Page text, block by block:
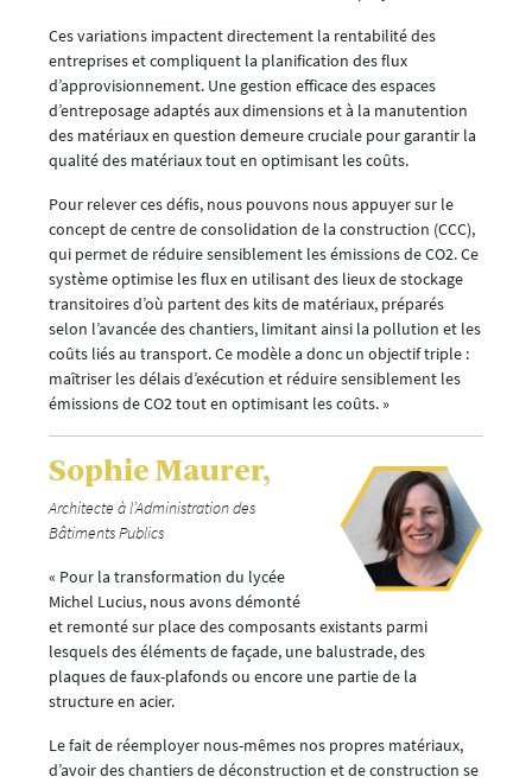
Ces variations impactent directement la rentabilité des
entreprises et compliquent la planification des flux
d’approvisionnement. Une gestion efficace des espaces
d’entreposage adaptés aux dimensions et à la manutention
des matériaux en question demeure cruciale pour garantir la
qualité des matériaux tout en optimisant les coûts.
Pour relever ces défis, nous pouvons nous appuyer sur le
concept de centre de consolidation de la construction (CCC),
qui permet de réduire sensiblement les émissions de CO2. Ce
système optimise les flux en utilisant des lieux de stockage
transitoires d’où partent des kits de matériaux, préparés
selon l’avancée des chantiers, limitant ainsi la pollution et les
coûts liés au transport. Ce modèle a donc un objectif triple :
maîtriser les délais d’exécution et réduire sensiblement les
émissions de CO2 tout en optimisant les coûts. »
Sophie Maurer,
Architecte à l’Administration des
Bâtiments Publics
« Pour la transformation du lycée
Michel Lucius, nous avons démonté
et remonté sur place des composants existants parmi
lesquels des éléments de façade, une balustrade, des
plaques de faux-plafonds ou encore une partie de la
structure en acier.
Le fait de réemployer nous-mêmes nos propres matériaux,
d’avoir des chantiers de déconstruction et de construction se